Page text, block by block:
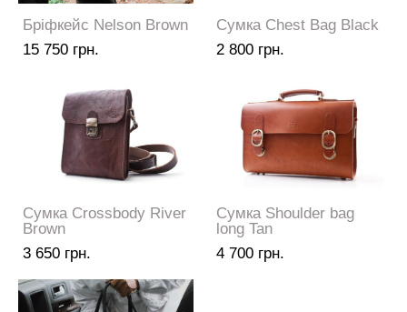
Бріфкейс Nelson Brown
15 750 грн.
Сумка Chest Bag Black
2 800 грн.
Сумка Crossbody River
Brown
3 650 грн.
Сумка Shoulder bag
long Tan
4 700 грн.